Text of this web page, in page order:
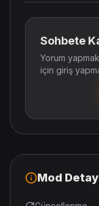
Sohbete
Yorum
için giriş
Mod